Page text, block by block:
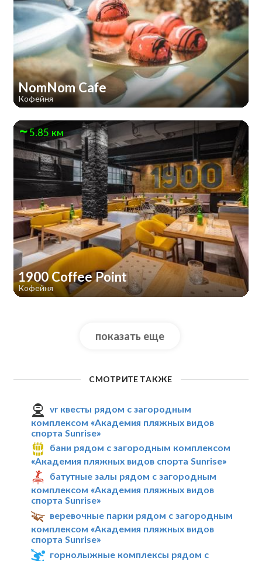
NomNom Cafe
Кофейня
5.85 км
1900 Coffee Point
Кофейня
показать еще
СМОТРИТЕ ТАКЖЕ
vr квесты рядом с загородным
комплексом «Академия пляжных видов
спорта Sunrise»
бани рядом с загородным комплексом
«Академия пляжных видов спорта Sunrise»
батутные залы рядом с загородным
комплексом «Академия пляжных видов
спорта Sunrise»
веревочные парки рядом с загородным
комплексом «Академия пляжных видов
спорта Sunrise»
горнолыжные комплексы рядом с